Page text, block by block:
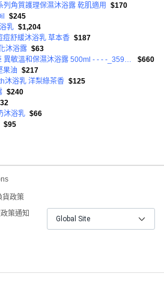
角質護理保濕沐浴露 乾肌適用
$170
$245
乳 $1,204
痘舒緩沐浴乳 草本香 $187
沐浴露 $63
NS_Roge Cavailles 卡維亞 異敏溫和保濕沐浴露 500ml - - - -_3596490004910
$660
果油 $217
沐浴乳 洋梨綠茶香 $125
$240
沐浴乳 $66
$95
貨政策
策通知
Global Site